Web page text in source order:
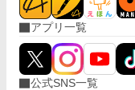
アプリ一覧
公式SNS一覧